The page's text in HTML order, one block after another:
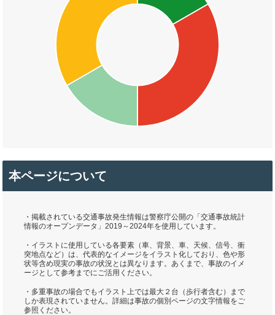
本ページについて
・掲載されている交通事故発生情報は警察庁公開の「交通事故統計
情報のオープンデータ」2019～2024年を使用しています。
・イラストに使用している各要素（車、背景、車、天候、信号、衝
突地点など）は、代表的なイメージをイラスト化しており、色や形
状等含め現実の事故の状況とは異なります。あくまで、事故のイメ
ージとして参考までにご活用ください。
・多重事故の場合でもイラスト上では最大２台（歩行者含む）まで
しか表現されていません。詳細は事故の個別ページの文字情報をご
参照ください。